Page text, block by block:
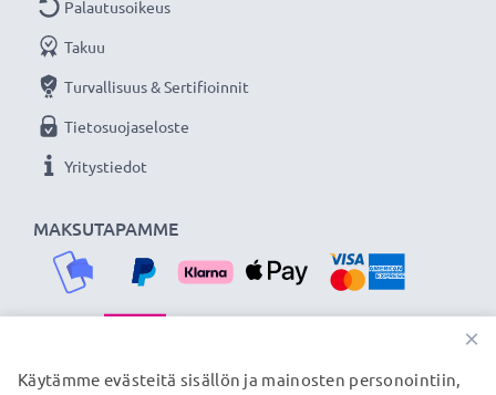
MAKSUTAPAMME
Palautusoikeus
Takuu
Turvallisuus & Sertifioinnit
Tietosuojaseloste
Yritystiedot
TOIMITUSKUMPPANIMME
×
Käytämme evästeitä sisällön ja mainosten personointiin,